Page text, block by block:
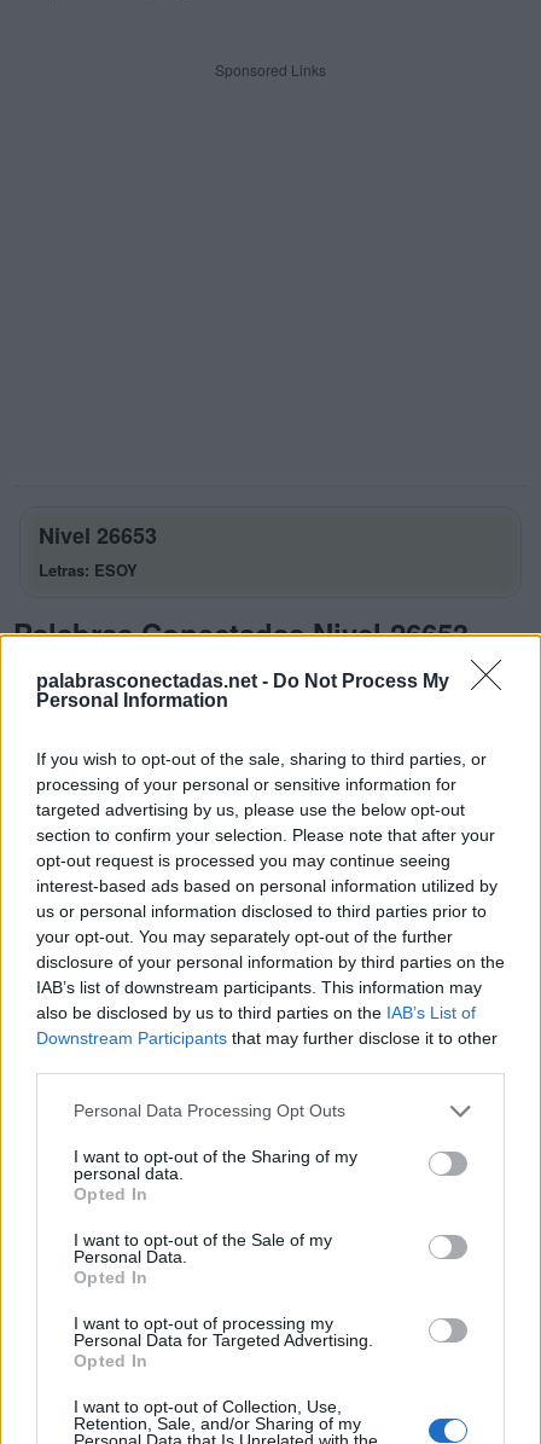
palabrasconectadas.net - Do Not Process My
Personal Information
If you wish to opt-out of the sale, sharing to third parties, or
processing of your personal or sensitive information for
targeted advertising by us, please use the below opt-out
section to confirm your selection. Please note that after your
opt-out request is processed you may continue seeing
interest-based ads based on personal information utilized by
us or personal information disclosed to third parties prior to
your opt-out. You may separately opt-out of the further
disclosure of your personal information by third parties on the
IAB’s list of downstream participants. This information may
also be disclosed by us to third parties on the IAB’s List of
Downstream Participants that may further disclose it to other
Personal Data Processing Opt Outs
I want to opt-out of the Sharing of my
personal data.
Opted In
I want to opt-out of the Sale of my
Personal Data.
Opted In
I want to opt-out of processing my
Personal Data for Targeted Advertising.
Opted In
I want to opt-out of Collection, Use,
Retention, Sale, and/or Sharing of my
Personal Data that Is Unrelated with the
Sponsored Links
Nivel 26653
Letras: ESOY
Palabras Conectadas Nivel 26653
respuestas
La respuesta a este rompecabezas es:
E
S
O
O
S
E
O
Y
E
O
Y E
S
Y
E S
O
Palabras extra:
S
O Y
BUSCAR MÁS
RESPUESTAS
Por favor seleccione los niveles:
Palabras Conectadas Respuesta de nivel 26648
Palabras Conectadas Respuesta de nivel 26649
Palabras Conectadas Respuesta de nivel 26650
Palabras Conectadas Respuesta de nivel 26651
Palabras Conectadas Respuesta de nivel 26652
Palabras Conectadas Respuesta de nivel 26653